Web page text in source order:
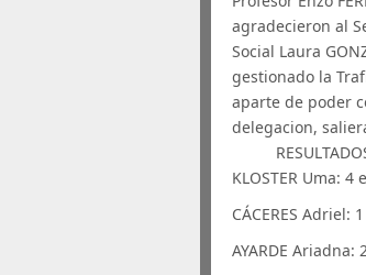
agradecieron al
Social Laura
gestionado la
aparte de poder
delegacion,
KLOSTER Uma: 4
CÁCERES Adriel:
AYARDE